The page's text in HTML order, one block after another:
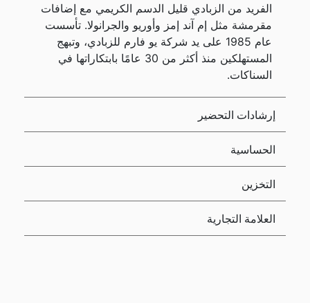
الفريد من الزبادي قليل الدسم الكريمي مع إضافات
مقرمشة مثل إم آند إمز وأوريو والجرانولا. تأسست
عام 1985 على يد شركة يو فارم للزبادي، وتبهج
المستهلكين منذ أكثر من 30 عامًا بابتكاراتها في
السناكات.
إرشادات التحضير
الحساسية
التخزين
العلامة التجارية